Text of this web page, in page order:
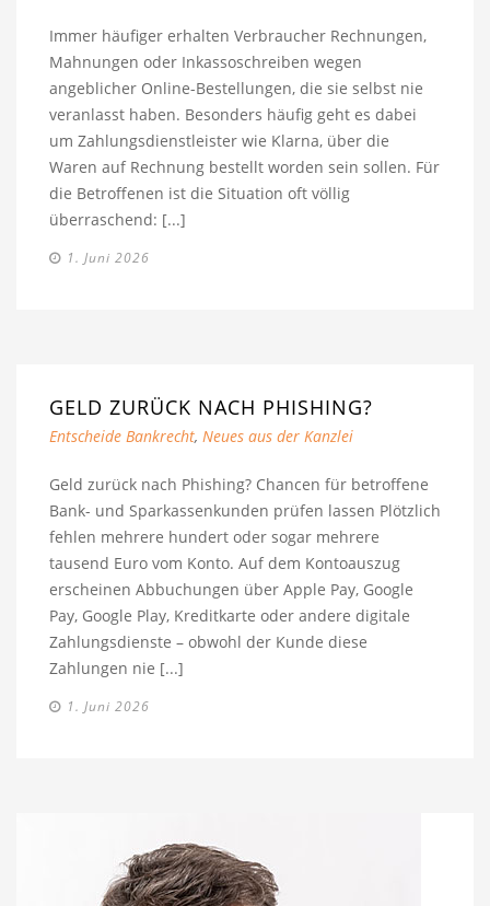
Immer häufiger erhalten Verbraucher Rechnungen,
Mahnungen oder Inkassoschreiben wegen
angeblicher Online-Bestellungen, die sie selbst nie
veranlasst haben. Besonders häufig geht es dabei
um Zahlungsdienstleister wie Klarna, über die
Waren auf Rechnung bestellt worden sein sollen. Für
die Betroffenen ist die Situation oft völlig
überraschend: [...]
1. Juni 2026
GELD ZURÜCK NACH PHISHING?
Entscheide Bankrecht, Neues aus der Kanzlei
Geld zurück nach Phishing? Chancen für betroffene
Bank- und Sparkassenkunden prüfen lassen Plötzlich
fehlen mehrere hundert oder sogar mehrere
tausend Euro vom Konto. Auf dem Kontoauszug
erscheinen Abbuchungen über Apple Pay, Google
Pay, Google Play, Kreditkarte oder andere digitale
Zahlungsdienste – obwohl der Kunde diese
Zahlungen nie [...]
1. Juni 2026